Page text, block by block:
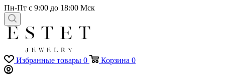
Пн-Пт с 9:00 до 18:00 Мск
Избранные товары 0 Корзина 0